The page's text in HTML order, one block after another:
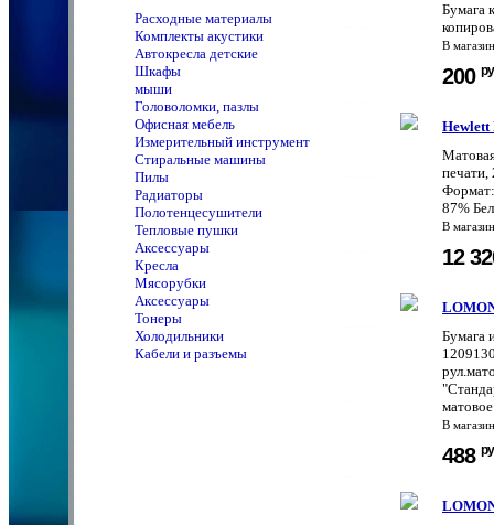
Расходные материалы
Комплекты акустики
Автокресла детские
Шкафы
мыши
Головоломки, пазлы
Офисная мебель
Измерительный инструмент
Стиральные машины
Пилы
Радиаторы
Полотенцeсушители
Тепловые пушки
Аксессуары
Кресла
Мясорубки
Аксессуары
Тонеры
Холодильники
Кабели и разъемы
Бумага
В
200
Hewlett
печати,
87%
В
12
Бумага
В
488